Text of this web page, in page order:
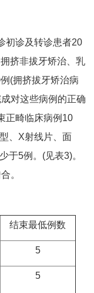
诊及转诊患者20
挤非拔牙矫治、乳
(拥挤拔牙矫治病
对这些病例的正确
正畸临床病例10
、X射线片、面
于5例。(见表3)。
。
结束最低例数
5
5